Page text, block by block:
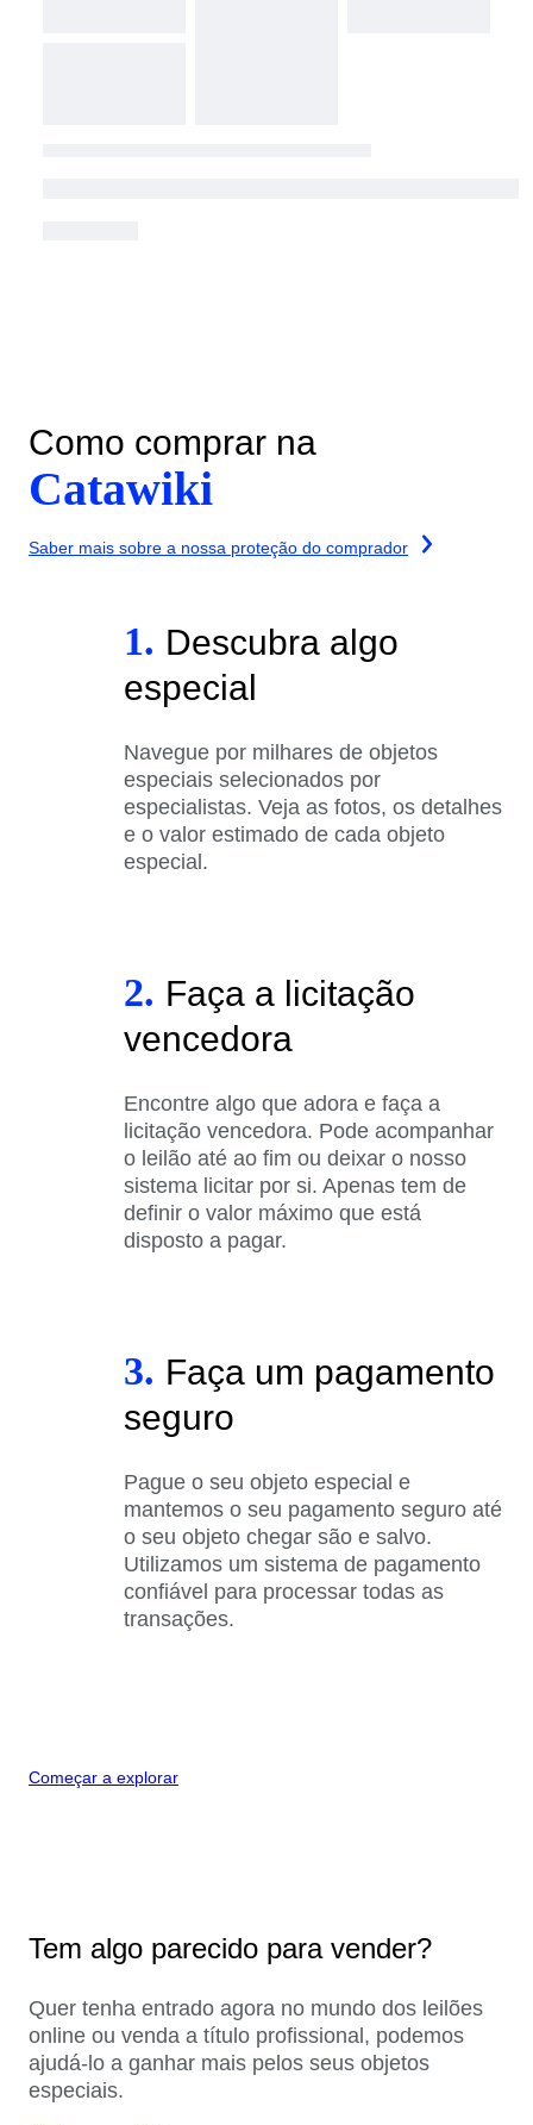
Como comprar na
Catawiki
Saber mais sobre a nossa proteção do comprador
1. Descubra algo
especial
Navegue por milhares de objetos
especiais selecionados por
especialistas. Veja as fotos, os detalhes
e o valor estimado de cada objeto
especial.
2. Faça a licitação
vencedora
Encontre algo que adora e faça a
licitação vencedora. Pode acompanhar
o leilão até ao fim ou deixar o nosso
sistema licitar por si. Apenas tem de
definir o valor máximo que está
disposto a pagar.
3. Faça um pagamento
seguro
Pague o seu objeto especial e
mantemos o seu pagamento seguro até
o seu objeto chegar são e salvo.
Utilizamos um sistema de pagamento
confiável para processar todas as
transações.
Começar a explorar
Tem algo parecido para vender?
Quer tenha entrado agora no mundo dos leilões
online ou venda a título profissional, podemos
ajudá-lo a ganhar mais pelos seus objetos
especiais.